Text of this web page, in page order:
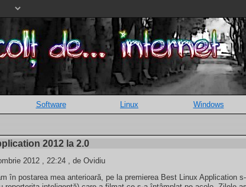
Software Linux Windows
2012 la 2.0
2012 , 22:24 , de Ovidiu
în postarea mea anterioară, pe la premierea Best Linux Application